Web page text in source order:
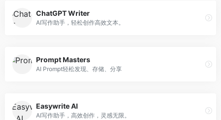
ChatGPT Writer
AI写作助手，轻松创作高效文本。
Prompt Masters
AI Prompt轻松发现、存储、分享
Easywrite AI
AI写作助手，高效创作，灵感无限。